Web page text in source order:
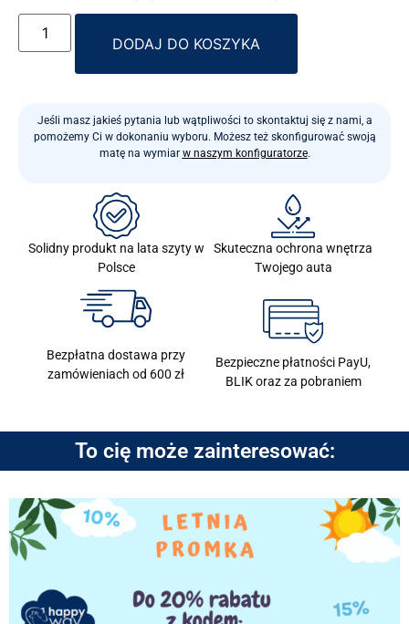
DODAJ DO KOSZYKA
Jeśli masz jakieś pytania lub wątpliwości to skontaktuj się z nami, a
pomożemy Ci w dokonaniu wyboru. Możesz też skonfigurować swoją
matę na wymiar w naszym konfiguratorze.
Solidny produkt na lata szyty w
Polsce
Skuteczna ochrona wnętrza
Twojego auta
Bezpłatna dostawa przy
zamówieniach od 600 zł
Bezpieczne płatności PayU,
BLIK oraz za pobraniem
To cię może zainteresować: